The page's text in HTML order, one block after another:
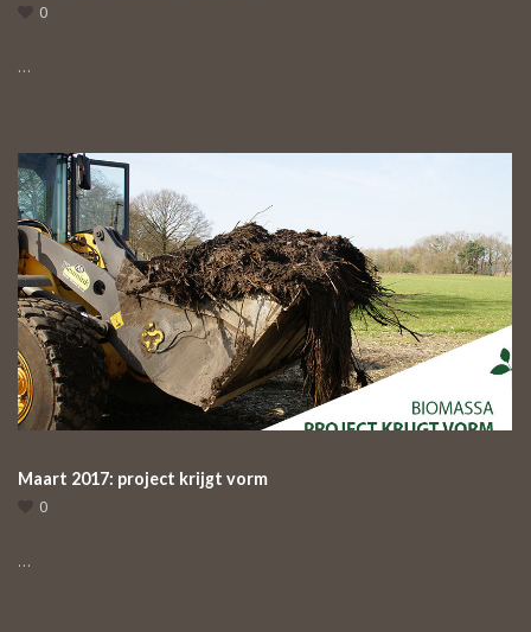
0
…
Maart 2017: project krijgt vorm
0
…